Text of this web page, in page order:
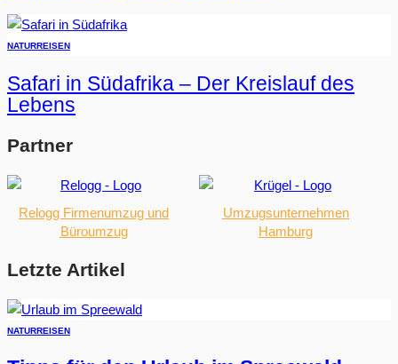
NATURREISEN
Safari in Südafrika – Der Kreislauf des
Lebens
Partner
Relogg Firmenumzug und
Büroumzug
Umzugsunternehmen
Hamburg
Letzte Artikel
NATURREISEN